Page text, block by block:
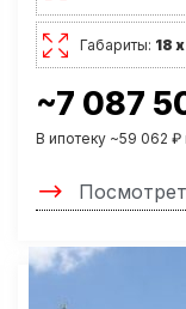
Габариты: 18
~7 087
В ипотеку ~59 062 ₽